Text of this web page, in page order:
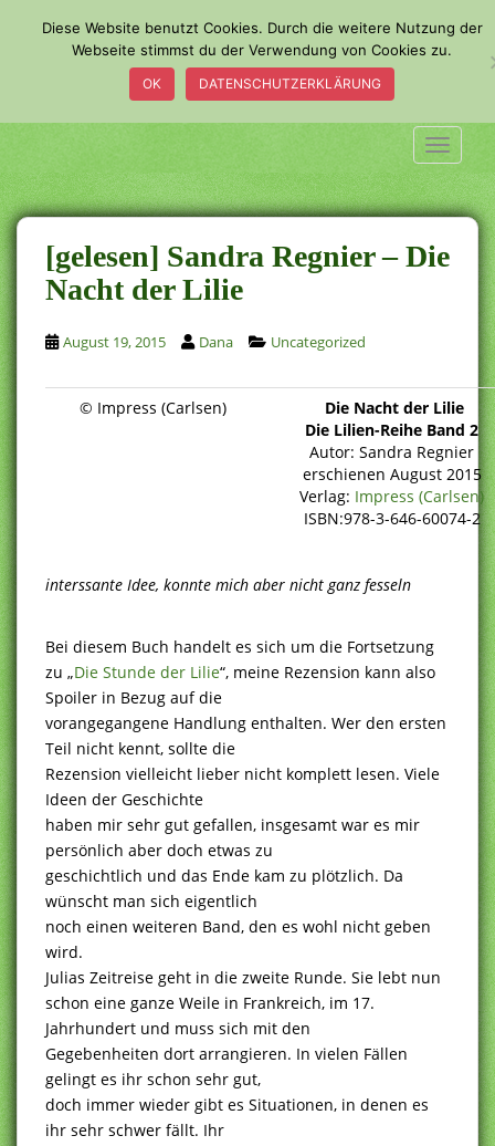
a
i
n
c
o
n
t
e
n
t
[gelesen] Sandra Regnier – Die
Nacht der Lilie
August 19, 2015 Dana Uncategorized
© Impress (Carlsen)
Die Nacht der Lilie
Die Lilien-Reihe Band 2
Autor: Sandra Regnier
erschienen August 2015
Verlag: Impress (Carlsen)
ISBN:978-3-646-60074-2
interssante Idee, konnte mich aber nicht ganz fesseln
Bei diesem Buch handelt es sich um die Fortsetzung
zu „Die Stunde der Lilie“, meine Rezension kann also
Spoiler in Bezug auf die
vorangegangene Handlung enthalten. Wer den ersten
Teil nicht kennt, sollte die
Rezension vielleicht lieber nicht komplett lesen. Viele
Ideen der Geschichte
haben mir sehr gut gefallen, insgesamt war es mir
persönlich aber doch etwas zu
geschichtlich und das Ende kam zu plötzlich. Da
wünscht man sich eigentlich
noch einen weiteren Band, den es wohl nicht geben
wird.
Julias Zeitreise geht in die zweite Runde. Sie lebt nun
schon eine ganze Weile in Frankreich, im 17.
Jahrhundert und muss sich mit den
Gegebenheiten dort arrangieren. In vielen Fällen
gelingt es ihr schon sehr gut,
doch immer wieder gibt es Situationen, in denen es
ihr sehr schwer fällt. Ihr
Diese Website benutzt Cookies. Durch die weitere Nutzung der
Webseite stimmst du der Verwendung von Cookies zu.
OK DATENSCHUTZERKLÄRUNG